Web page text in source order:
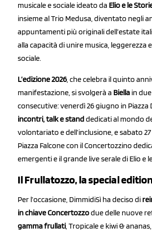
musicale e sociale ideato da Elio e le
insieme al Trio Medusa, diventato negli
appuntamenti più originali dell’estate
alla capacità di unire musica, leggerezza
sociale.
L’edizione 2026, che celebra il quinto
manifestazione, si svolgerà a Biella in
consecutive: venerdì 26 giugno in Piazza
incontri, talk e stand dedicati al mondo
volontariato e dell’inclusione, e sabato
Piazza Falcone con il Concertozzino
emergenti e il grande live serale di Elio e
Il Frullatozzo, la special
Per l’occasione, DimmidiSì ha deciso di
in chiave Concertozzodue delle nuove
gamma frullati , Tropicale e kiwi & ananas,